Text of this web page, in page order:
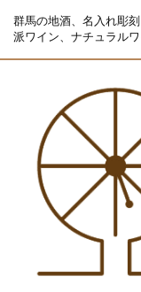
群馬の地酒、名入れ彫
派ワイン、ナチュラル